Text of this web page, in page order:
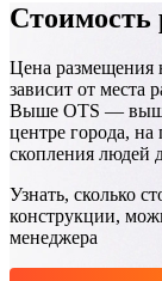
Стоимость
Цена размещения
зависит от места
Выше OTS — выше
центре города, на
скопления людей
Узнать, сколько
конструкции,
менеджера